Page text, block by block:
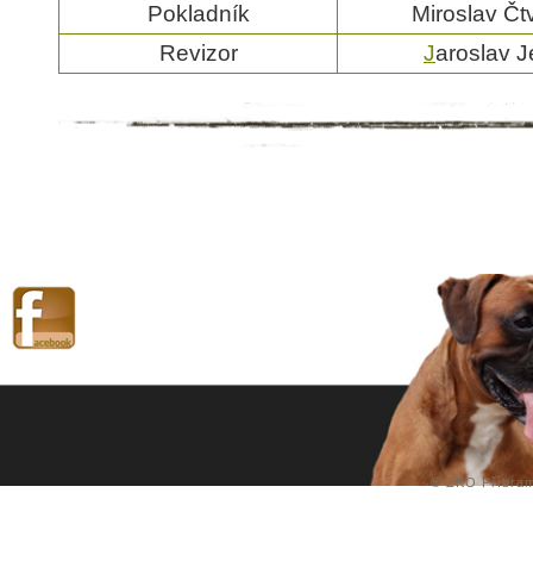
Pokladník
Miroslav
Revizor
Jaroslav
©ZKO